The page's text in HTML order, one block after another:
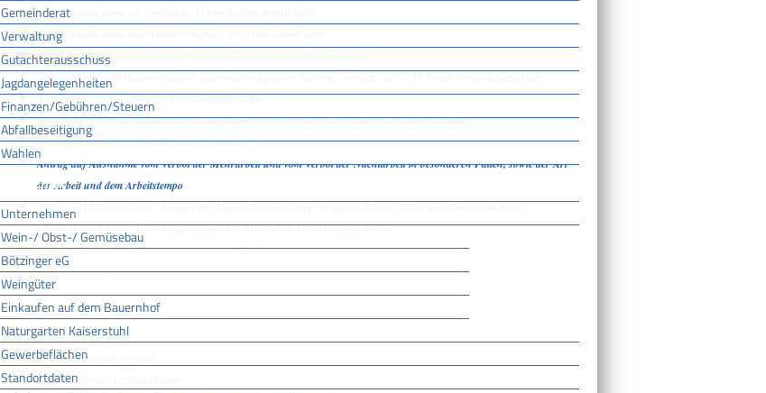
Gemeinderat
Verwaltung
Gutachterausschuss
Jagdangelegenheiten
Finanzen/Gebühren/Steuern
Abfallbeseitigung
Wahlen
Wirtschaft
Unternehmen
Wein-/ Obst-/ Gemüsebau
Bötzinger eG
Weingüter
Einkaufen auf dem Bauernhof
Naturgarten Kaiserstuhl
Gewerbeflächen
Standortdaten
Anerkennung eines ausländischen Lehrerdiploms beantragen
Anerkennung eines Sachkundelehrgangs für Asbest beantragen
Anerkennung eines Sachkundelehrgangs für Biozid-Produkte beantragen
Anerkennung und Bekanntgabe als Sachverständige oder Sachverständiger nach § 18 Bundesbodenschutzgesetz
Anfrage bei der Landesstelle für Bautechnik stellen
Angaben zur Person mitteilen, die die Aufgaben des Strahlenschutzverantwortlichen wahrnimmt
Anhänger Kraftfahrzeug - Zulassung beantragen
Antrag auf Ausnahme vom Verbot der Mehrarbeit und vom Verbot der Nachtarbeit in besonderen Fällen, sowie der Art
der Arbeit und dem Arbeitstempo
Antrag auf Erlaubnis oder Anzeige der Abgabe/Bereitstellung von gefährlichen Stoffen und Gemischen nach
ChemVerbotsV sowie Änderungsanzeigen bei Wechsel der sachkundigen Person
Antrag auf Weiterbewilligung von Bürgergeld stellen
Antrag auf Zulassung zur Kündigung nach Mutterschutzgesetz
Antrag zur Genehmigung von Tierversuchen
Anzeige - Lärmbelästigung melden
Anzeige - Strafanzeige erstatten
Apothekennotdienst finden
Approbation als Arzt beantragen